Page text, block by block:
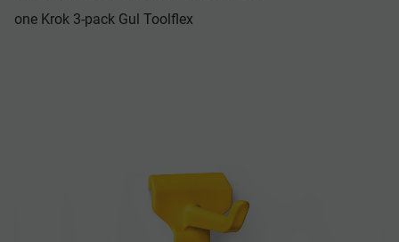
​one Krok 3-pack Gul Toolflex